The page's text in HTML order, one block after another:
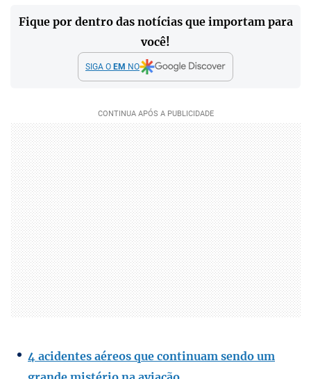
Fique por dentro das notícias que importam para
você!
SIGA O EM NO
4 acidentes aéreos que continuam sendo um